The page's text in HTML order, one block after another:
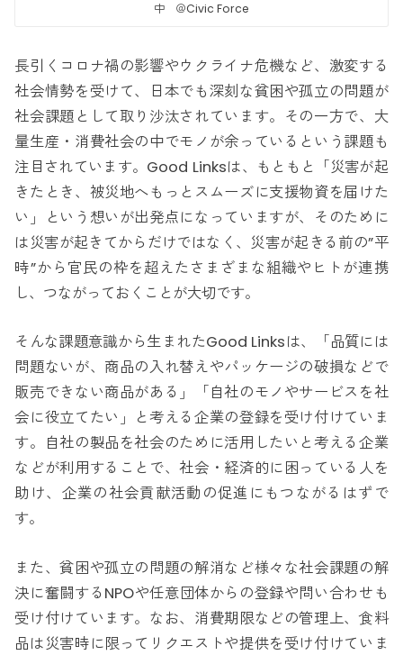
中 ＠Civic Force
長引くコロナ禍の影響やウクライナ危機など、激変する
社会情勢を受けて、日本でも深刻な貧困や孤立の問題が
社会課題として取り沙汰されています。その一方で、大
量生産・消費社会の中でモノが余っているという課題も
注目されています。Good Linksは、もともと「災害が起
きたとき、被災地へもっとスムーズに支援物資を届けた
い」という想いが出発点になっていますが、そのために
は災害が起きてからだけではなく、災害が起きる前の”平
時”から官民の枠を超えたさまざまな組織やヒトが連携
し、つながっておくことが大切です。
そんな課題意識から生まれたGood Linksは、「品質には
問題ないが、商品の入れ替えやパッケージの破損などで
販売できない商品がある」「自社のモノやサービスを社
会に役立てたい」と考える企業の登録を受け付けていま
す。自社の製品を社会のために活用したいと考える企業
などが利用することで、社会・経済的に困っている人を
助け、企業の社会貢献活動の促進にもつながるはずで
す。
また、貧困や孤立の問題の解消など様々な社会課題の解
決に奮闘するNPOや任意団体からの登録や問い合わせも
受け付けています。なお、消費期限などの管理上、食料
品は災害時に限ってリクエストや提供を受け付けていま